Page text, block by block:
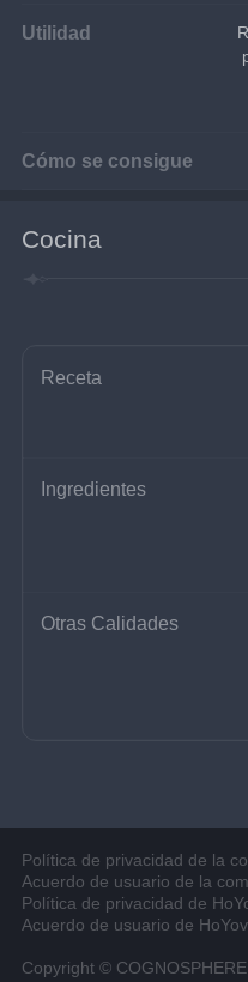
Utilidad
Cómo se consigue
Cocina
Receta
Ingredientes
Otras Calidades
Política de privacidad de la
Acuerdo de usuario de la
Política de privacidad de
Acuerdo de usuario de
Copyright ©